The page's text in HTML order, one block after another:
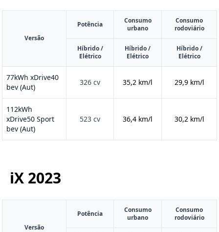
Versão
Potência
Consumo
urbano
Consumo
rodoviário
Híbrido /
Elétrico
Híbrido /
Elétrico
Híbrido /
Elétrico
77kWh xDrive40
bev (Aut)
326 cv 35,2 km/l 29,9 km/l
112kWh
xDrive50 Sport
bev (Aut)
523 cv 36,4 km/l 30,2 km/l
iX 2023
Versão
Potência
Consumo
urbano
Consumo
rodoviário